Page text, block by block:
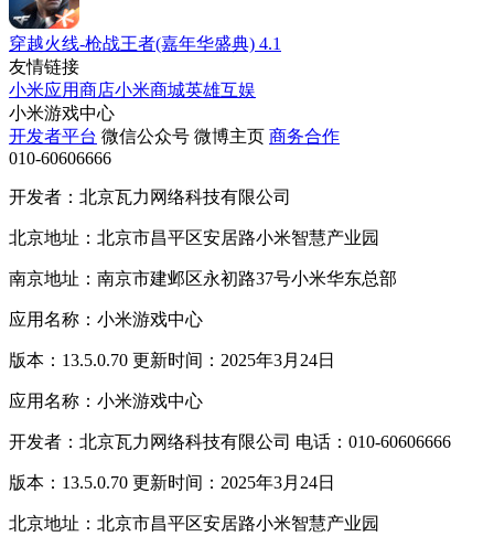
穿越火线-枪战王者(嘉年华盛典) 4.1
友情链接
小米应用商店小米商城英雄互娱
小米游戏中心
开发者平台 微信公众号 微博主页 商务合作
010-60606666
开发者：北京瓦力网络科技有限公司
北京地址：北京市昌平区安居路小米智慧产业园
南京地址：南京市建邺区永初路37号小米华东总部
应用名称：小米游戏中心
版本：13.5.0.70 更新时间：2025年3月24日
应用名称：小米游戏中心
开发者：北京瓦力网络科技有限公司 电话：010-60606666
版本：13.5.0.70 更新时间：2025年3月24日
北京地址：北京市昌平区安居路小米智慧产业园